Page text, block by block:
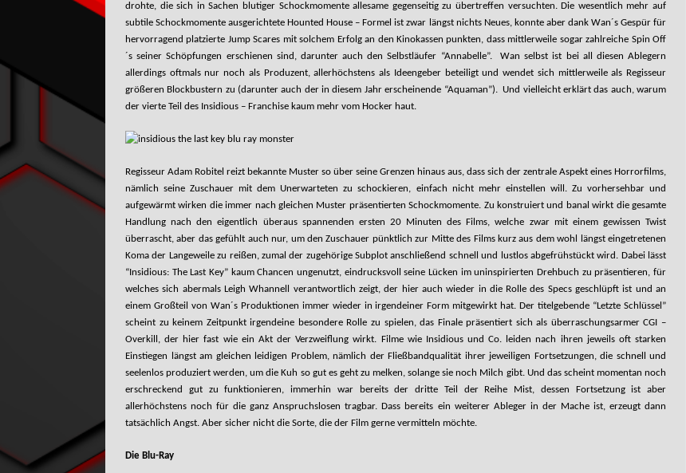
drohte, die sich in Sachen blutiger Schockmomente allesame gegenseitig zu übertreffen versuchten. Die wesentlich mehr auf
subtile Schockmomente ausgerichtete Hounted House – Formel ist zwar längst nichts Neues, konnte aber dank Wan´s Gespür für
hervorragend platzierte Jump Scares mit solchem Erfolg an den Kinokassen punkten, dass mittlerweile sogar zahlreiche Spin Off
´s seiner Schöpfungen erschienen sind, darunter auch den Selbstläufer “Annabelle”. Wan selbst ist bei all diesen Ablegern
allerdings oftmals nur noch als Produzent, allerhöchstens als Ideengeber beteiligt und wendet sich mittlerweile als Regisseur
größeren Blockbustern zu (darunter auch der in diesem Jahr erscheinende “Aquaman”). Und vielleicht erklärt das auch, warum
der vierte Teil des Insidious – Franchise kaum mehr vom Hocker haut.
Regisseur Adam Robitel reizt bekannte Muster so über seine Grenzen hinaus aus, dass sich der zentrale Aspekt eines Horrorfilms,
nämlich seine Zuschauer mit dem Unerwarteten zu schockieren, einfach nicht mehr einstellen will. Zu vorhersehbar und
aufgewärmt wirken die immer nach gleichen Muster präsentierten Schockmomente. Zu konstruiert und banal wirkt die gesamte
Handlung nach den eigentlich überaus spannenden ersten 20 Minuten des Films, welche zwar mit einem gewissen Twist
überrascht, aber das gefühlt auch nur, um den Zuschauer pünktlich zur Mitte des Films kurz aus dem wohl längst eingetretenen
Koma der Langeweile zu reißen, zumal der zugehörige Subplot anschließend schnell und lustlos abgefrühstückt wird. Dabei lässt
“Insidious: The Last Key” kaum Chancen ungenutzt, eindrucksvoll seine Lücken im uninspirierten Drehbuch zu präsentieren, für
welches sich abermals Leigh Whannell verantwortlich zeigt, der hier auch wieder in die Rolle des Specs geschlüpft ist und an
einem Großteil von Wan´s Produktionen immer wieder in irgendeiner Form mitgewirkt hat. Der titelgebende “Letzte Schlüssel”
scheint zu keinem Zeitpunkt irgendeine besondere Rolle zu spielen, das Finale präsentiert sich als überraschungsarmer CGI –
Overkill, der hier fast wie ein Akt der Verzweiflung wirkt. Filme wie Insidious und Co. leiden nach ihren jeweils oft starken
Einstiegen längst am gleichen leidigen Problem, nämlich der Fließbandqualität ihrer jeweiligen Fortsetzungen, die schnell und
seelenlos produziert werden, um die Kuh so gut es geht zu melken, solange sie noch Milch gibt. Und das scheint momentan noch
erschreckend gut zu funktionieren, immerhin war bereits der dritte Teil der Reihe Mist, dessen Fortsetzung ist aber
allerhöchstens noch für die ganz Anspruchslosen tragbar. Dass bereits ein weiterer Ableger in der Mache ist, erzeugt dann
tatsächlich Angst. Aber sicher nicht die Sorte, die der Film gerne vermitteln möchte.
Die Blu-Ray